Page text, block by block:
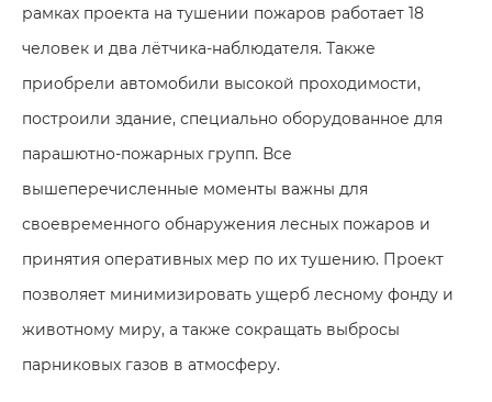
рамках проекта на тушении пожаров работает 18
человек и два лётчика-наблюдателя. Также
приобрели автомобили высокой проходимости,
построили здание, специально оборудованное для
парашютно-пожарных групп. Все
вышеперечисленные моменты важны для
своевременного обнаружения лесных пожаров и
принятия оперативных мер по их тушению. Проект
позволяет минимизировать ущерб лесному фонду и
животному миру, а также сокращать выбросы
парниковых газов в атмосферу.